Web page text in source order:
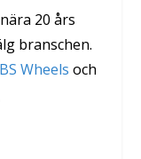
20 års
branschen.
Wheels och